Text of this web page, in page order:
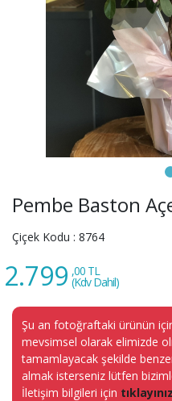
Pembe Baston
Çiçek Kodu : 8764
2.799 ,00 TL
(Kdv Dahil)
Şu an fotoğraftaki ürünün
mevsimsel olarak elimizde
tamamlayacak şekilde
almak isterseniz lütfen
İletişim bilgileri için